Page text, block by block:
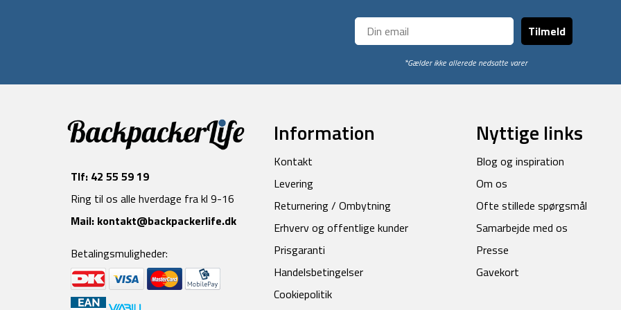
Tilmeld
*Gælder ikke allerede nedsatte varer
Tlf: 42 55 59 19
Ring til os alle hverdage fra kl 9-16
Mail: kontakt@backpackerlife.dk
Betalingsmuligheder:
Information
Kontakt
Levering
Returnering / Ombytning
Erhverv og offentlige kunder
Prisgaranti
Handelsbetingelser
Cookiepolitik
Nyttige links
Blog og inspiration
Om os
Ofte stillede spørgsmål
Samarbejde med os
Presse
Gavekort